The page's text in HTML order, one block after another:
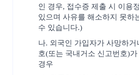
인 경우, 접수증 제출 시 이용
있으며 사유를 해소하지 못하
수 있습니다.)
나. 외국인 가입자가 사망하거
호(또는 국내거소 신고번호)
경우